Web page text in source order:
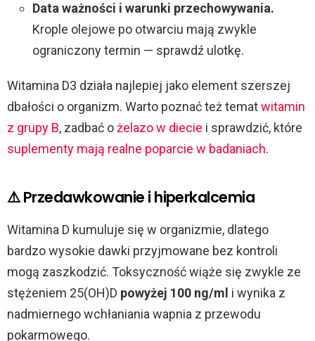
Data ważności i warunki przechowywania.
Krople olejowe po otwarciu mają zwykle
ograniczony termin — sprawdź ulotkę.
Witamina D3 działa najlepiej jako element szerszej
dbałości o organizm. Warto poznać też tematwitamin
z grupy B, zadbać ożelazo w diecie i sprawdzić, które
suplementy mają realne poparcie w badaniach.
⚠️ Przedawkowanie i hiperkalcemia
Witamina D kumuluje się w organizmie, dlatego
bardzo wysokie dawki przyjmowane bez kontroli
mogą zaszkodzić. Toksyczność wiąże się zwykle ze
stężeniem 25(OH)D powyżej 100 ng/ml i wynika z
nadmiernego wchłaniania wapnia z przewodu
pokarmowego.